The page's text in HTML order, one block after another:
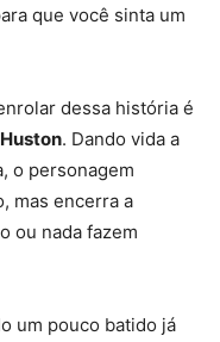
que você sinta um
dessa história é
. Dando vida a
o personagem
mas encerra a
ou nada fazem
um pouco batido já